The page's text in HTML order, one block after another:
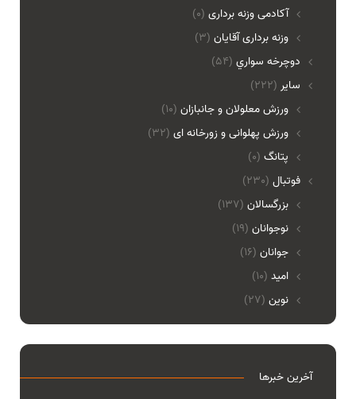
آکادمی وزنه برداری (0)
وزنه برداری آقایان (3)
(54) دوچرخه سواري
(222) ساير
ورزش معلولان و جانبازان (10)
ورزش پهلوانی و زورخانه ای (32)
پتانگ (0)
(230) فوتبال
بزرگسالان (137)
نوجوانان (19)
جوانان (16)
امید (10)
نوین (27)
آخرین خبرها